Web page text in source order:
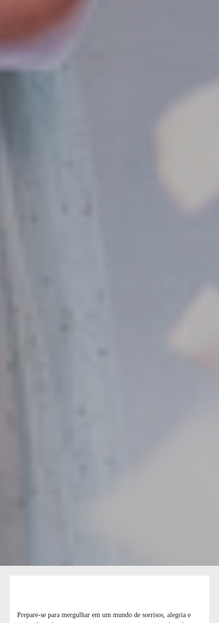
Prepare-se para mergulhar em um mundo de sorrisos, alegria e